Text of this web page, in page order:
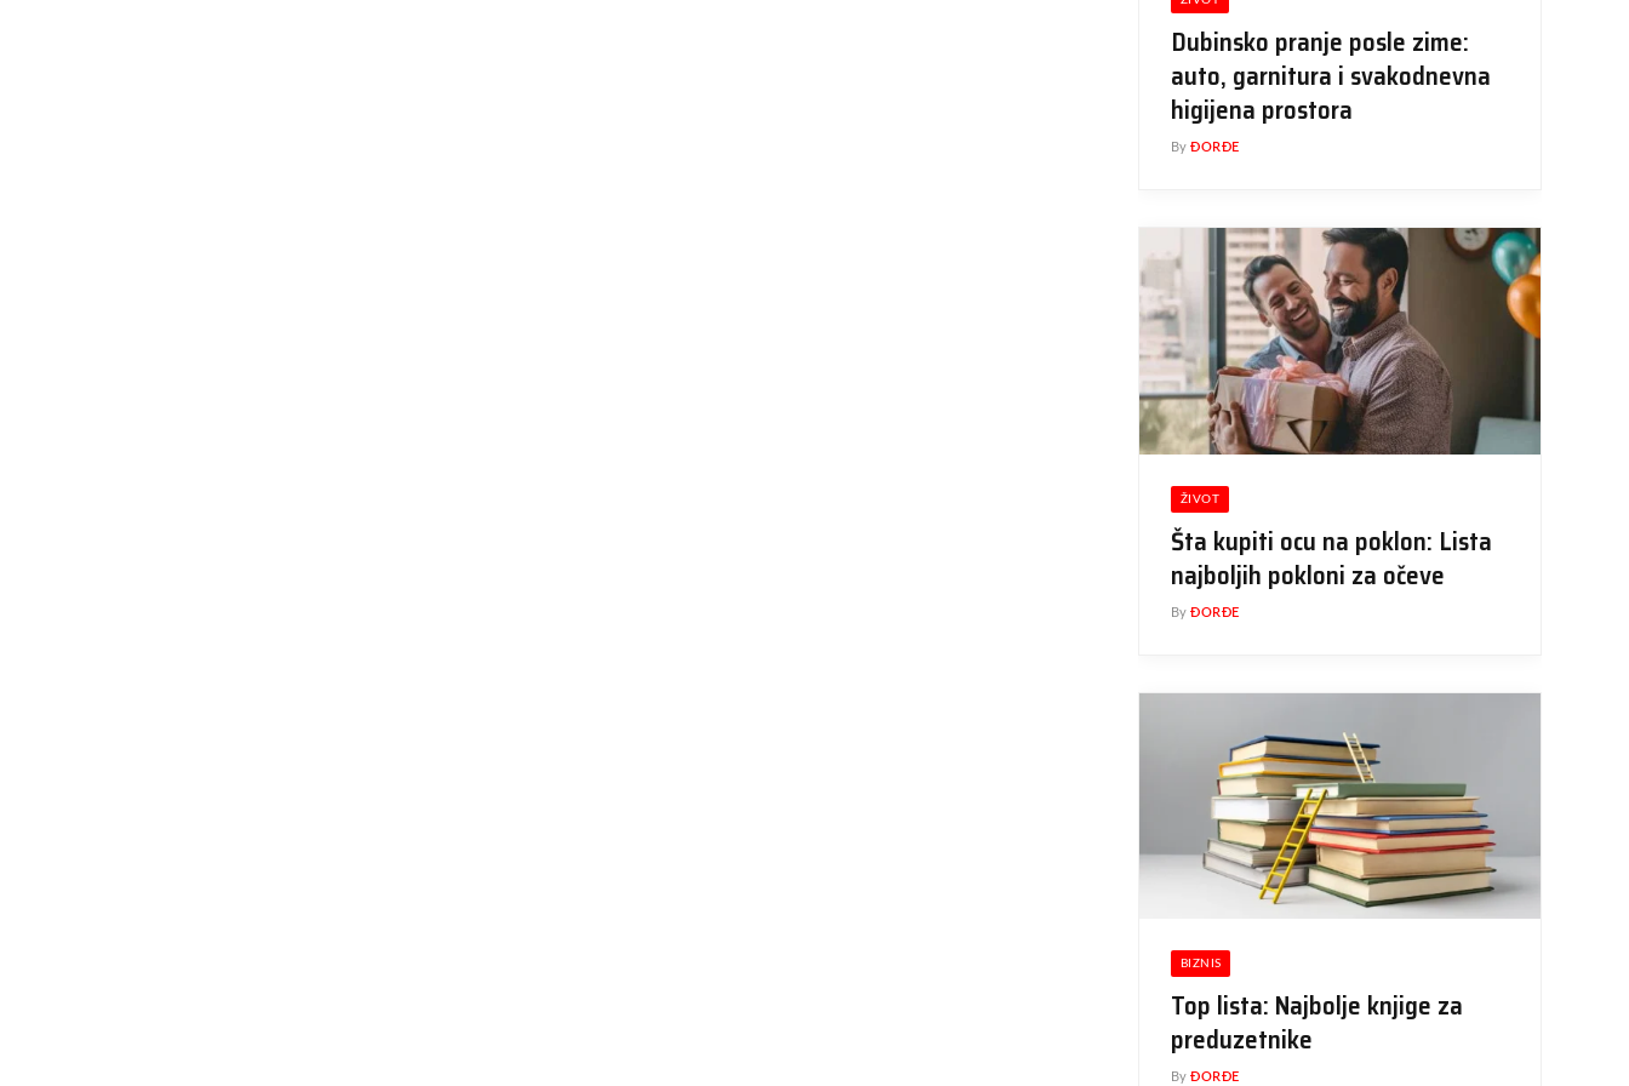
Dubinsko pranje posle zime:
auto, garnitura i svakodnevna
higijena prostora
By ĐORĐE
ŽIVOT
Šta kupiti ocu na poklon: Lista
najboljih pokloni za očeve
By ĐORĐE
BIZNIS
Top lista: Najbolje knjige za
preduzetnike
By ĐORĐE